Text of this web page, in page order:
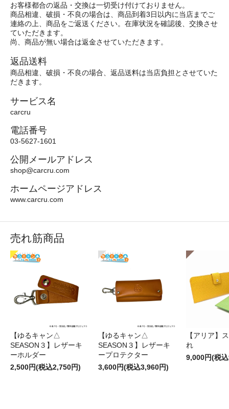
お客様都合の返品・交換は一切受け付けておりません。
商品相違、破損・不良の場合は、商品到着3日以内に当店までご
連絡の上、商品をご返送ください。在庫状況を確認後、交換させ
ていただきます。
尚、商品が無い場合は返金させていただきます。
返品送料
商品相違、破損・不良の場合、返品送料は当店負担とさせていた
だきます。
サービス名
carcru
電話番号
03-5627-1601
公開メールアドレス
shop@carcru.com
ホームページアドレス
www.carcru.com
売れ筋商品
【ゆるキャン△
SEASON３】レザーキ
ーホルダー
2,500円(税込2,750円)
【ゆるキャン△
SEASON３】レザーキ
ープロテクター
3,600円(税込3,960円)
【アリア】
れ
9,000円(税